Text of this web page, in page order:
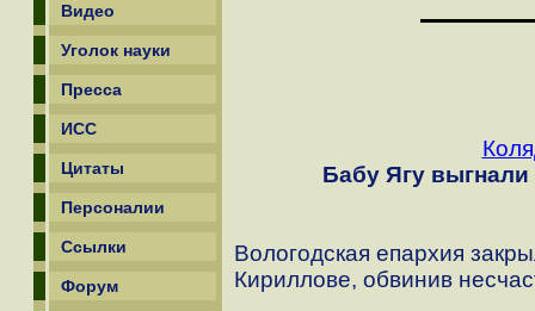
Видео
Уголок науки
Пресса
ИСС
Цитаты
Персоналии
Ссылки
Форум
Бабу Ягу выгнали
Вологодская епархия
Кириллове, обвинив